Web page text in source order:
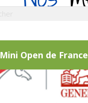
Mini Open de France